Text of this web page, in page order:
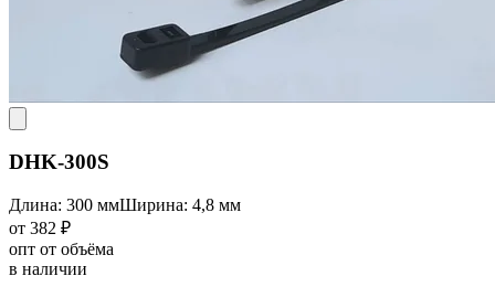
DHK-300S
Длина: 300 ммШирина: 4,8 мм
от 382 ₽
опт от объёма
в наличии